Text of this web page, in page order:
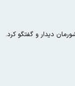
دیدار و گفتگو کرد.